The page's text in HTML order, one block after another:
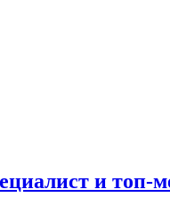
и топ-